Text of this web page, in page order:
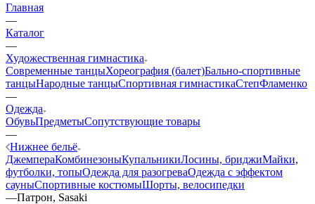
Главная
—
Каталог
—
Художественная гимнастика
Современные танцыХореография (балет)Бально-спортивные
танцыНародные танцыСпортивная гимнастикаСтепФламенко
—
Одежда
ОбувьПредметыСопутствующие товары
—
Нижнее бельё
ДжемпераКомбинезоныКупальникиЛосины, бриджиМайки,
футболки, топыОдежда для разогреваОдежда с эффектом
сауныСпортивные костюмыШорты, велосипедки
—Патрон, Sasaki